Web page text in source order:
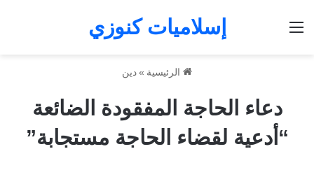
إسلاميات كنوزي
الرئيسية »دين
دعاء الحاجة المفقودة الضائعة
“أدعية لقضاء الحاجة مستجابة”